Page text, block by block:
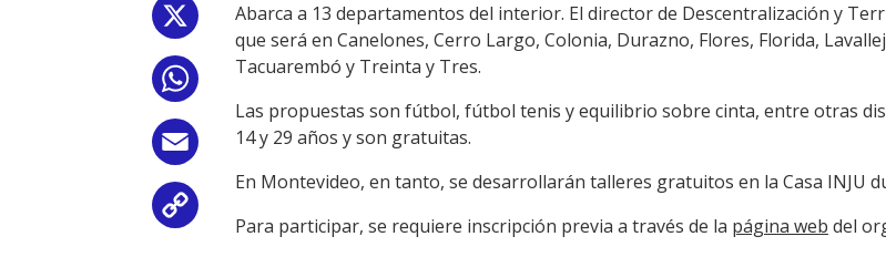
Email
Abarca a 13 departamentos del interior. El director de Descentralización y
que será en Canelones, Cerro Largo, Colonia, Durazno, Flores, Florida,
Tacuarembó y Treinta y Tres.
Las propuestas son fútbol, fútbol tenis y equilibrio sobre cinta, entre otras
14 y 29 años y son gratuitas.
En Montevideo, en tanto, se desarrollarán talleres gratuitos en la Casa INJU
Para participar, se requiere inscripción previa a través de la página web del